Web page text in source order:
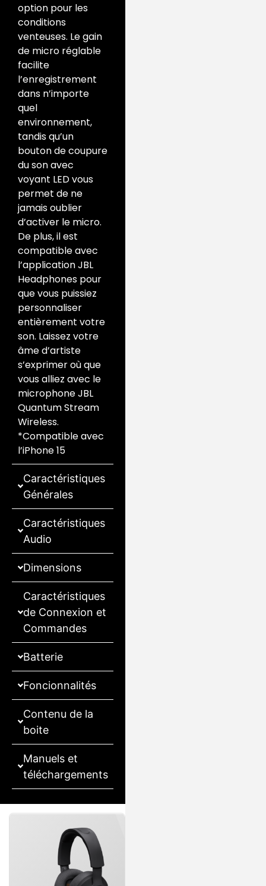
option pour les
conditions
venteuses. Le gain
de micro réglable
facilite
l’enregistrement
dans n’importe
quel
environnement,
tandis qu’un
bouton de coupure
du son avec
voyant LED vous
permet de ne
jamais oublier
d’activer le micro.
De plus, il est
compatible avec
l’application JBL
Headphones pour
que vous puissiez
personnaliser
entièrement votre
son. Laissez votre
âme d’artiste
s’exprimer où que
vous alliez avec le
microphone JBL
Quantum Stream
Wireless.
*Compatible avec
l’iPhone 15
Caractéristiques
Générales
Caractéristiques
Audio
Dimensions
Caractéristiques
de Connexion et
Commandes
Batterie
Foncionnalités
Contenu de la
boite
Manuels et
téléchargements